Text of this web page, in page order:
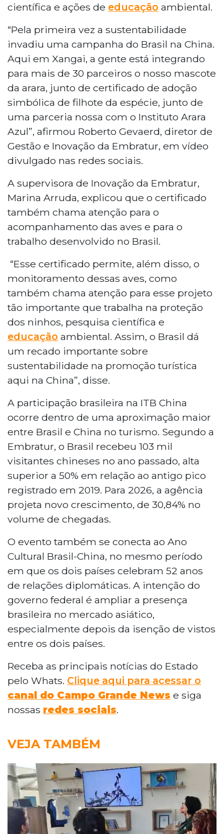
científica e ações de educação ambiental.
“Pela primeira vez a sustentabilidade
invadiu uma campanha do Brasil na China.
Aqui em Xangai, a gente está integrando
para mais de 30 parceiros o nosso mascote
da arara, junto de certificado de adoção
simbólica de filhote da espécie, junto de
uma parceria nossa com o Instituto Arara
Azul”, afirmou Roberto Gevaerd, diretor de
Gestão e Inovação da Embratur, em vídeo
divulgado nas redes sociais.
A supervisora de Inovação da Embratur,
Marina Arruda, explicou que o certificado
também chama atenção para o
acompanhamento das aves e para o
trabalho desenvolvido no Brasil.
“Esse certificado permite, além disso, o
monitoramento dessas aves, como
também chama atenção para esse projeto
tão importante que trabalha na proteção
dos ninhos, pesquisa científica e
educação ambiental. Assim, o Brasil dá
um recado importante sobre
sustentabilidade na promoção turística
aqui na China”, disse.
A participação brasileira na ITB China
ocorre dentro de uma aproximação maior
entre Brasil e China no turismo. Segundo a
Embratur, o Brasil recebeu 103 mil
visitantes chineses no ano passado, alta
superior a 50% em relação ao antigo pico
registrado em 2019. Para 2026, a agência
projeta novo crescimento, de 30,84% no
volume de chegadas.
O evento também se conecta ao Ano
Cultural Brasil-China, no mesmo período
em que os dois países celebram 52 anos
de relações diplomáticas. A intenção do
governo federal é ampliar a presença
brasileira no mercado asiático,
especialmente depois da isenção de vistos
entre os dois países.
Receba as principais notícias do Estado
pelo Whats. Clique aqui para acessar o
canal do Campo Grande News e siga
nossas redes sociais.
VEJA TAMBÉM